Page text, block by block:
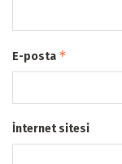
E-posta *
İnternet sitesi